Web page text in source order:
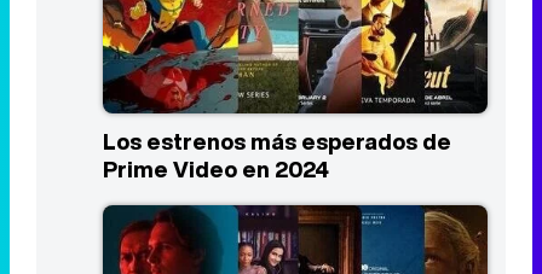
Los estrenos más esperados de
Prime Video en 2024